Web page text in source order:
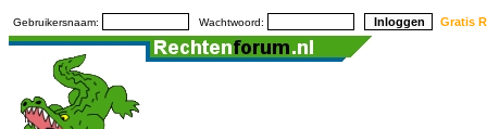
Gebruikersnaam: Wachtwoord: Gratis